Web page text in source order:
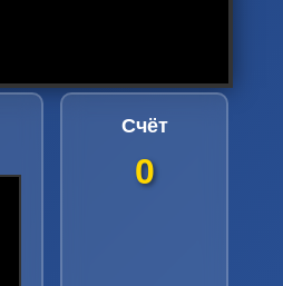
Счёт
0